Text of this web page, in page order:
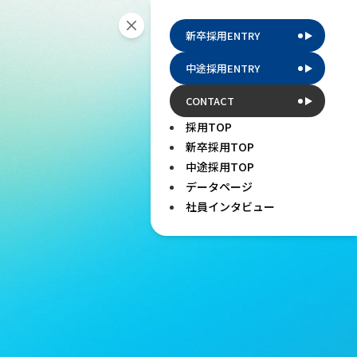
新卒採用ENTRY
中途採用ENTRY
CONTACT
採用TOP
新卒採用TOP
中途採用TOP
データページ
社員インタビュー